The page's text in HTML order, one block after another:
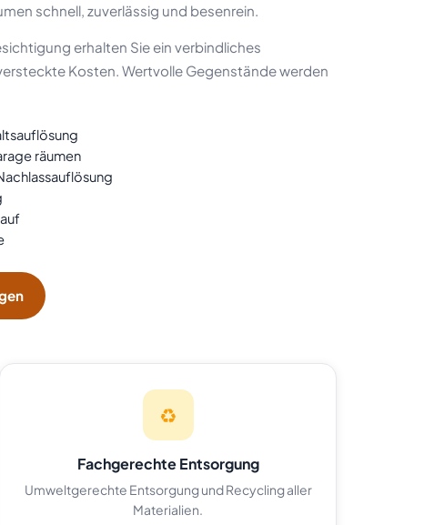
schnell, zuverlässig und besenrein.
erhalten Sie ein verbindliches
Kosten. Wertvolle Gegenstände werden
räumen
♻️
Fachgerechte Entsorgung
Umweltgerechte Entsorgung und Recycling aller
Materialien.